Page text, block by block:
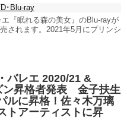
･Blu-ray
『眠れる森の美女』のBlu-rayが
されます。2021年5月にプリンシ
バレエ 2020/21 &
ン昇格者発表 金子扶生
ルに昇格！佐々木万璃
トアーティストに昇